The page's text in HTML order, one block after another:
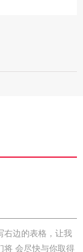
右边的表格，让我
将 会尽快与你取得